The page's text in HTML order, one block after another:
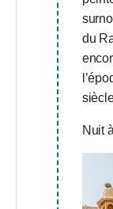
du
Nuit à